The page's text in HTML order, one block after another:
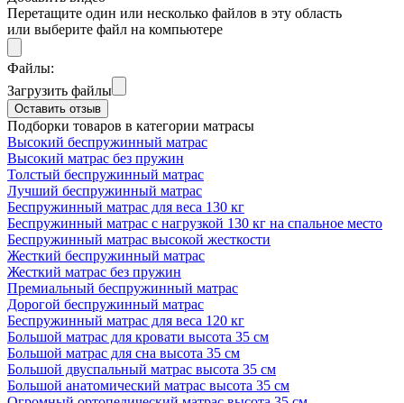
Перетащите один или несколько файлов в эту область
или выберите файл на компьютере
Файлы:
Загрузить файлы
Оставить отзыв
Подборки товаров в категории матрасы
Высокий беспружинный матрас
Высокий матрас без пружин
Толстый беспружинный матрас
Лучший беспружинный матрас
Беспружинный матрас для веса 130 кг
Беспружинный матрас с нагрузкой 130 кг на спальное место
Беспружинный матрас высокой жесткости
Жесткий беспружинный матрас
Жесткий матрас без пружин
Премиальный беспружинный матрас
Дорогой беспружинный матрас
Беспружинный матрас для веса 120 кг
Большой матрас для кровати высота 35 см
Большой матрас для сна высота 35 см
Большой двуспальный матрас высота 35 см
Большой анатомический матрас высота 35 см